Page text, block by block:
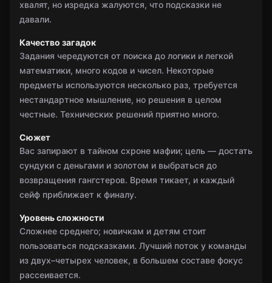
хвалят, но изредка жалуются, что подсказки не
давали.
Качество загадок
Задания чередуются от поиска до логики и легкой
математики, много кодов и чисел. Некоторые
предметы используются несколько раз, требуется
нестандартное мышление, но решения в целом
честные. Технических решений приятно много.
Сюжет
Вас запирают в тайном схроне мафии; цель — достать
сундуки с деньгами и золотом и выбраться до
возвращения гангстеров. Время тикает, и каждый
сейф приближает к финалу.
Уровень сложности
Сложнее среднего; новичкам и детям стоит
пользоваться подсказками. Лучший поток у команды
из двух–четырех человек, в большем составе фокус
рассеивается.